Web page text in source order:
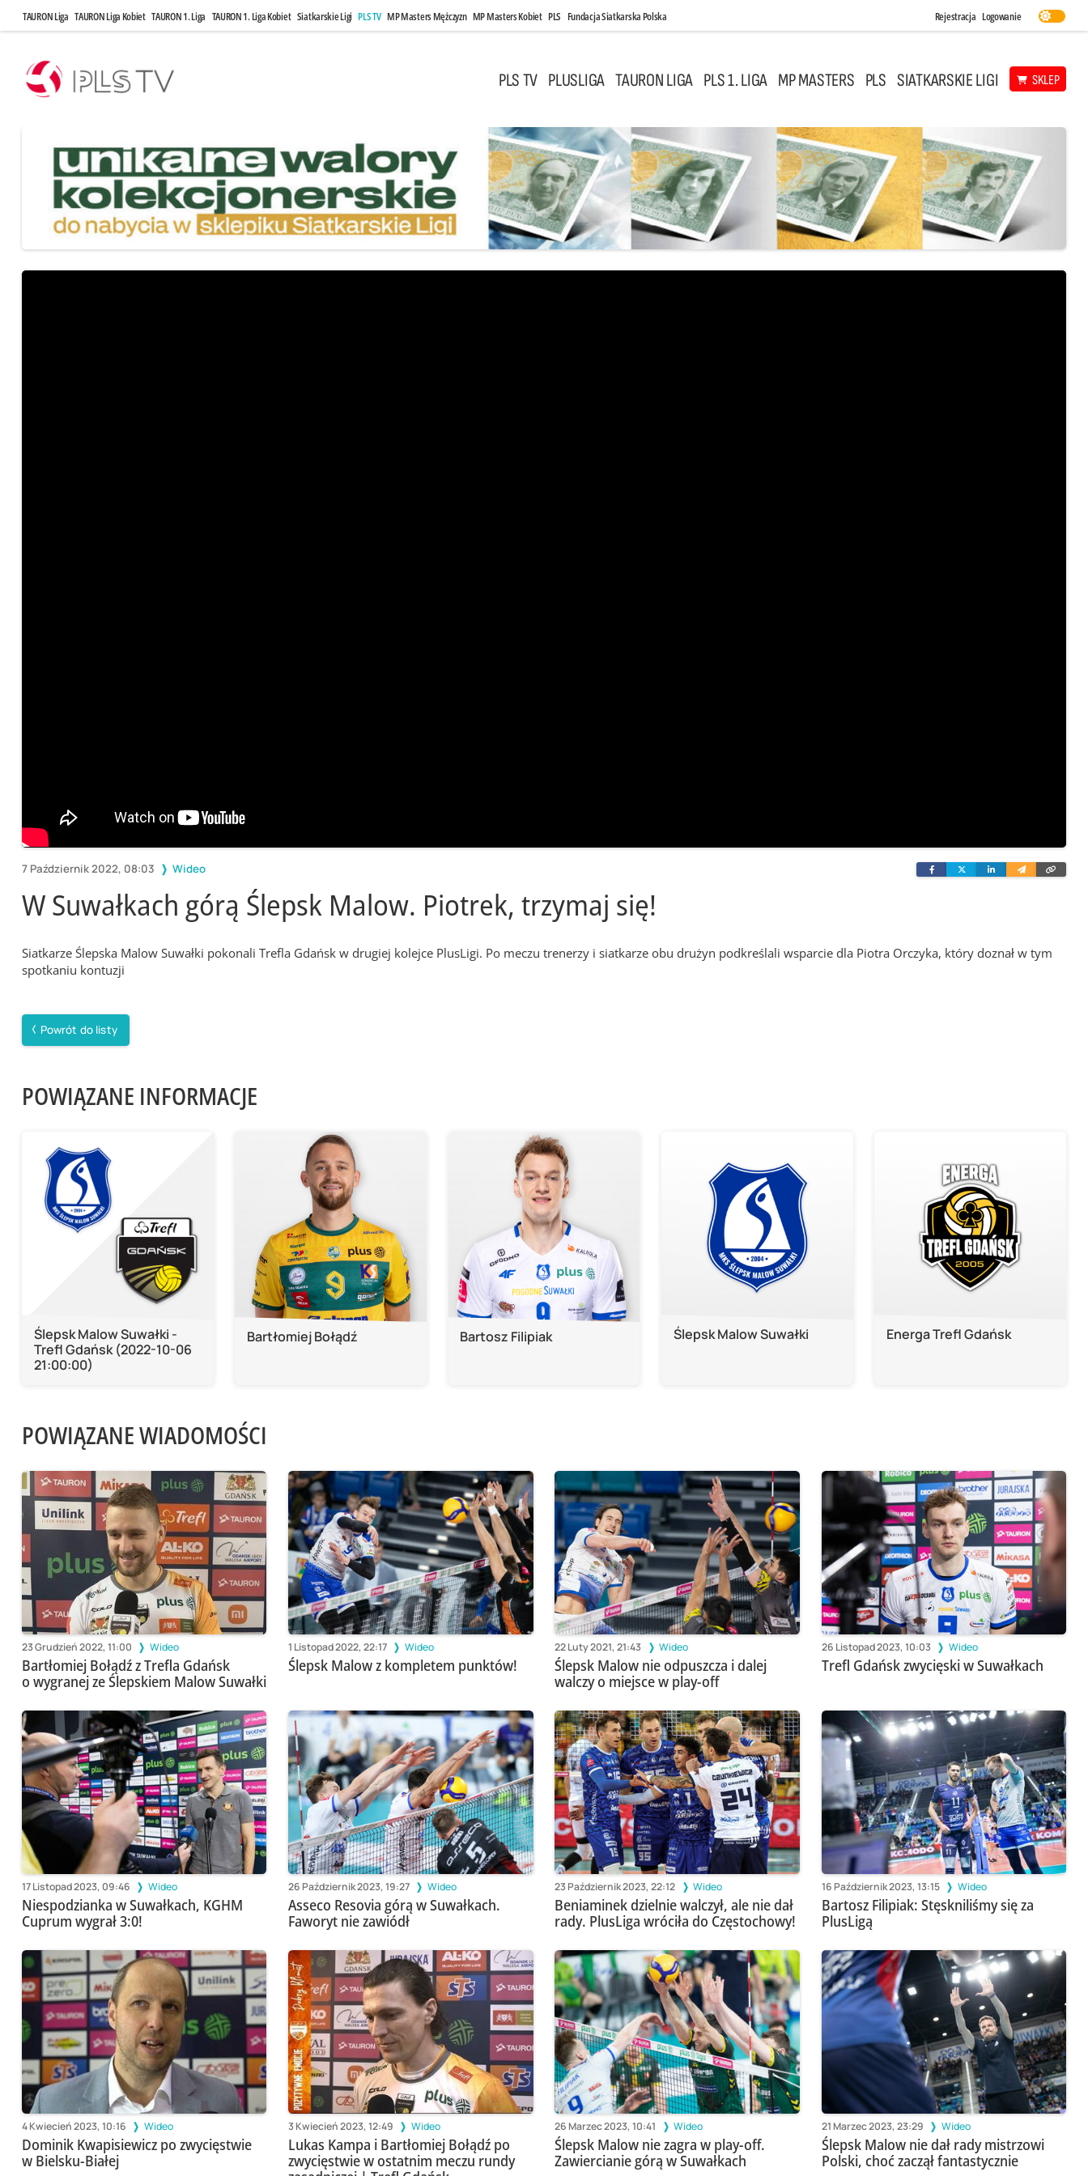
TAURON Liga TAURON Liga Kobiet TAURON 1. Liga TAURON 1. Liga Kobiet Siatkarskie Ligi PLS TV MP Masters Mężczyzn MP Masters Kobiet PLS Fundacja Siatkarska Polska Rejestracja Logowanie
PLS TV PLUSLIGA TAURON LIGA PLS 1. LIGA MP MASTERS PLS SIATKARSKIE LIGI SKLEP
7 Październik 2022, 08:03 Wideo FacebookTwitterLinkedinWyślij
e-
link
W Suwałkach górą Ślepsk Malow. Piotrek, trzymaj się!
Siatkarze Ślepska Malow Suwałki pokonali Trefla Gdańsk w drugiej kolejce PlusLigi. Po meczu trenerzy i siatkarze obu drużyn podkreślali wsparcie dla Piotra Orczyka, który doznał w tym
spotkaniu kontuzji
Powrót do listy
POWIĄZANE INFORMACJE
Ślepsk Malow Suwałki -
Trefl Gdańsk (2022-10-06
21:00:00)
Bartłomiej Bołądź Bartosz Filipiak Ślepsk Malow Suwałki Energa Trefl Gdańsk
POWIĄZANE WIADOMOŚCI
23 Grudzień 2022, 11:00 Wideo
Bartłomiej Bołądź z Trefla Gdańsk
o wygranej ze Ślepskiem Malow Suwałki
1 Listopad 2022, 22:17 Wideo
Ślepsk Malow z kompletem punktów!
22 Luty 2021, 21:43 Wideo
Ślepsk Malow nie odpuszcza i dalej
walczy o miejsce w play-off
26 Listopad 2023, 10:03 Wideo
Trefl Gdańsk zwycięski w Suwałkach
17 Listopad 2023, 09:46 Wideo
Niespodzianka w Suwałkach, KGHM
Cuprum wygrał 3:0!
26 Październik 2023, 19:27 Wideo
Asseco Resovia górą w Suwałkach.
Faworyt nie zawiódł
23 Październik 2023, 22:12 Wideo
Beniaminek dzielnie walczył, ale nie dał
rady. PlusLiga wróciła do Częstochowy!
16 Październik 2023, 13:15 Wideo
Bartosz Filipiak: Stęskniliśmy się za
PlusLigą
4 Kwiecień 2023, 10:16 Wideo
Dominik Kwapisiewicz po zwycięstwie
w Bielsku-Białej
3 Kwiecień 2023, 12:49 Wideo
Lukas Kampa i Bartłomiej Bołądź po
zwycięstwie w ostatnim meczu rundy
26 Marzec 2023, 10:41 Wideo
Ślepsk Malow nie zagra w play-off.
Zawiercianie górą w Suwałkach
21 Marzec 2023, 23:29 Wideo
Ślepsk Malow nie dał rady mistrzowi
Polski, choć zaczął fantastycznie